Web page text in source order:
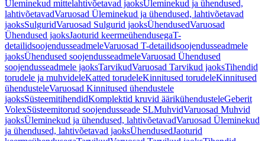
Üleminekud mittelahtivõetavad jaoksÜleminekud ja ühendused,
lahtivõetavadVaruosad Üleminekud ja ühendused, lahtivõetavad
jaoksSulguridVaruosad Sulgurid jaoksÜhendusedVaruosad
Ühendused jaoksJaoturid keermeühendusegaT-
detailidsoojendusseadmeleVaruosad T-detailidsoojendusseadmele
jaoksÜhendused soojendusseadmeleVaruosad Ühendused
soojendusseadmele jaoksTarvikudVaruosad Tarvikud jaoksTihendid
torudele ja muhvideleKatted torudeleKinnitused torudeleKinnitused
ühendusteleVaruosad Kinnitused ühendustele
jaoksSüsteemitihendidKomplektid kruvid äärikühendusteleGeberit
VolexSüsteemitorud soojendusseade SLMuhvidVaruosad Muhvid
jaoksÜleminekud ja ühendused, lahtivõetavadVaruosad Üleminekud
ja ühendused, lahtivõetavad jaoksÜhendusedJaoturid